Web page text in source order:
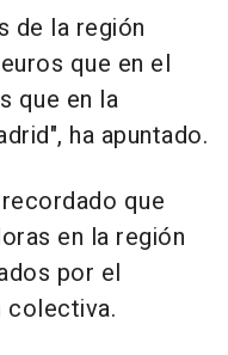
de la región
que en el
que en la
ha apuntado.
que
en la región
por el
colectiva.